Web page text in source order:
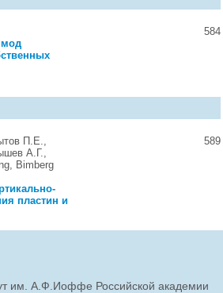
мод
584
П.Е.,
А.Г.,
Bimberg
пластин и
589
им. А.Ф.Иоффе Российской академии